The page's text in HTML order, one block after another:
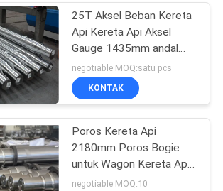
25T Aksel Beban Kereta
Api Kereta Api Aksel
Gauge 1435mm andal
AAR / GOST / TSI
Standar
negotiable MOQ:satu pcs
KONTAK
Poros Kereta Api
2180mm Poros Bogie
untuk Wagon Kereta Api
AAR / TSI / EN
negotiable MOQ:10